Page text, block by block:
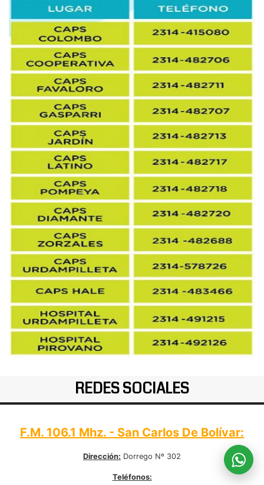
REDES SOCIALES
F.M. 106.1 Mhz. - San Carlos De Bolívar:
Dirección: Dorrego Nº 302
Teléfonos: